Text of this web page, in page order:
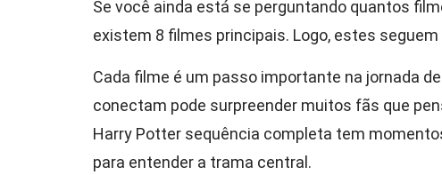
Se você ainda está se perguntando quantos
existem 8 filmes principais. Logo, estes
Cada filme é um passo importante na jornada
conectam pode surpreender muitos fãs que
Harry Potter sequência completa tem
para entender a trama central.